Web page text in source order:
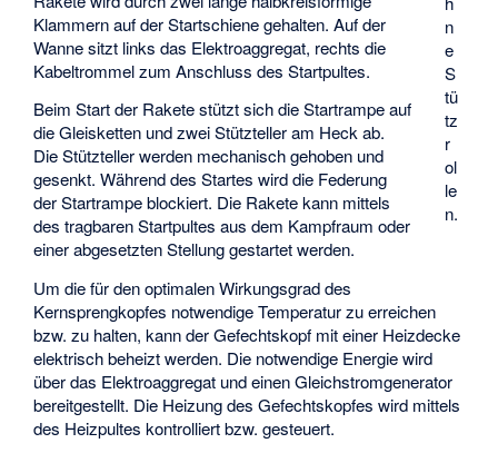
n
e
S
tü
tz
r
ol
le
n.
Klammern auf der Startschiene gehalten. Auf der
Wanne sitzt links das Elektroaggregat, rechts die
Kabeltrommel zum Anschluss des Startpultes.
Beim Start der Rakete stützt sich die Startrampe auf
die Gleisketten und zwei Stützteller am Heck ab.
Die Stützteller werden mechanisch gehoben und
gesenkt. Während des Startes wird die Federung
der Startrampe blockiert. Die Rakete kann mittels
des tragbaren Startpultes aus dem Kampfraum oder
einer abgesetzten Stellung gestartet werden.
Um die für den optimalen Wirkungsgrad des
Kernsprengkopfes notwendige Temperatur zu erreichen
bzw. zu halten, kann der Gefechtskopf mit einer Heizdecke
elektrisch beheizt werden. Die notwendige Energie wird
über das Elektroaggregat und einen Gleichstromgenerator
bereitgestellt. Die Heizung des Gefechtskopfes wird mittels
des Heizpultes kontrolliert bzw. gesteuert.